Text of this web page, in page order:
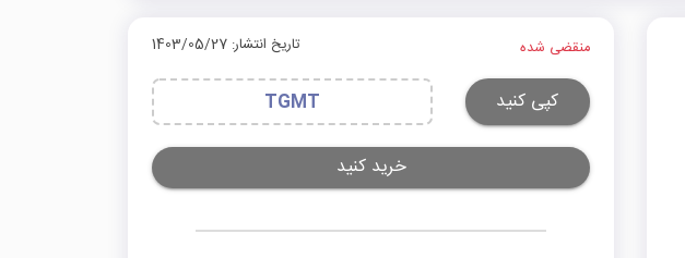
منقضی شده تاریخ انتشار: 1403/05/27
کپی کنید TGMT
خرید کنید